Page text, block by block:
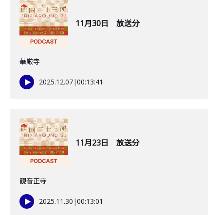
11月30日 放送分
華厳寺
2025.12.07|00:13:41
11月23日 放送分
観音正寺
2025.11.30 |00:13:01